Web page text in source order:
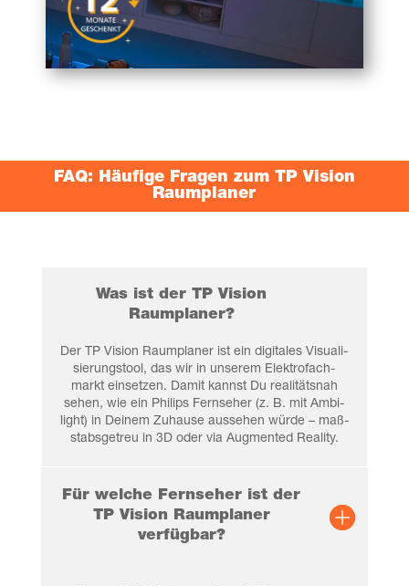
FAQ: Häu­fi­ge Fra­gen zum TP Visi­on
Raumplaner
Was ist der TP Visi­on
Raumplaner?
Der TP Visi­on Raum­pla­ner ist ein digi­ta­les Visua­li­
sie­rungs­tool, das wir in unse­rem Elek­tro­fach­
markt ein­set­zen. Damit kannst Du rea­li­täts­nah
sehen, wie ein Phil­ips Fern­se­her (z. B. mit Ambi­
light) in Dei­nem Zuhau­se aus­se­hen wür­de – maß­
stabs­ge­treu in 3D oder via Aug­men­ted Reality.
Für wel­che Fern­se­her ist der
TP Visi­on Raum­pla­ner
verfügbar?